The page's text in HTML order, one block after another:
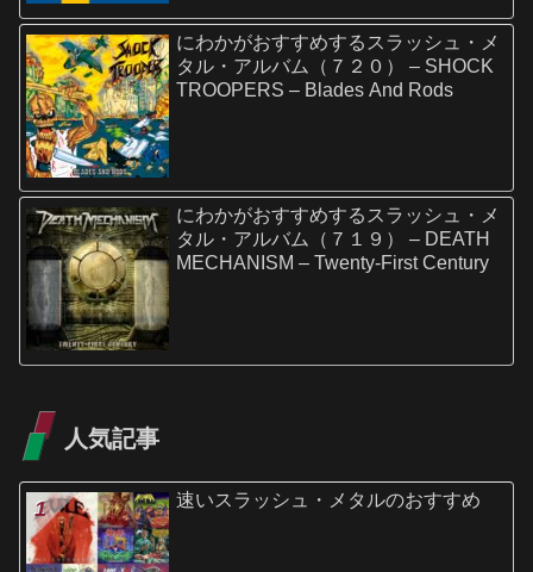
にわかがおすすめするスラッシュ・メ
タル・アルバム（７２０） – SHOCK
TROOPERS – Blades And Rods
にわかがおすすめするスラッシュ・メ
タル・アルバム（７１９） – DEATH
MECHANISM – Twenty-First Century
人気記事
速いスラッシュ・メタルのおすすめ